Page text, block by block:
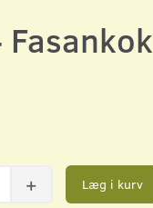
Læg i kurv